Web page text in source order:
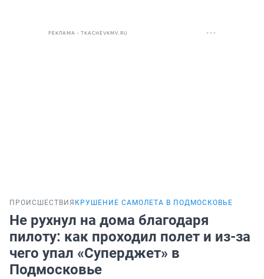
РЕКЛАМА • TKACHEVKMV.RU
ПРОИСШЕСТВИЯ КРУШЕНИЕ САМОЛЕТА В ПОДМОСКОВЬЕ
Не рухнул на дома благодаря
пилоту: как проходил полет и из-за
чего упал «Суперджет» в
Подмосковье